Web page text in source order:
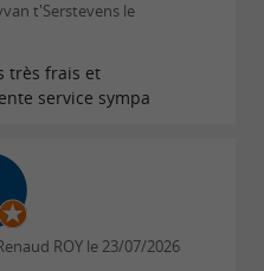
t'Serstevens le
très frais et
service sympa
ROY le 23/07/2026